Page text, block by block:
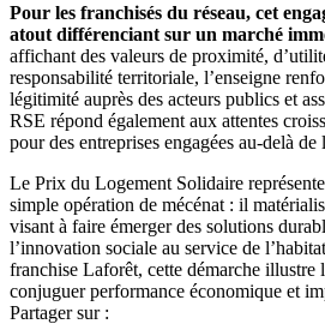
Pour les franchisés du réseau, cet
atout différenciant sur un marché
affichant des valeurs de proximité,
responsabilité territoriale, l’enseigne
légitimité auprès des acteurs publics et
RSE répond également aux attentes
pour des entreprises engagées au-delà
Le Prix du Logement Solidaire
simple opération de mécénat : il
visant à faire émerger des solutions
l’innovation sociale au service de
franchise Laforêt, cette démarche illustre
conjuguer performance économique et
Partager sur :